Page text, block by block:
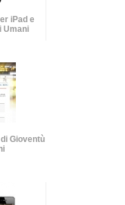
iPad e
Umani
Gioventù